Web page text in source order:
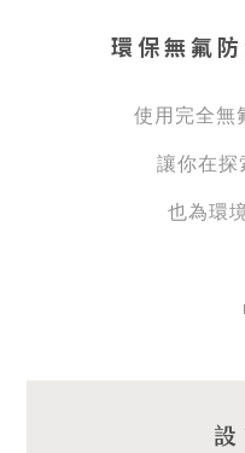
環保無氟
使用完全無
讓你在探
也為環